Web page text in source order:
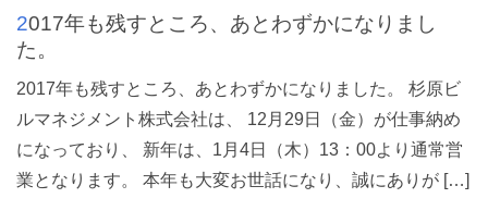
o
2017年も残すところ、あとわずかになりまし
た。
2017年も残すところ、あとわずかになりました。 杉原ビ
ルマネジメント株式会社は、 12月29日（金）が仕事納め
になっており、 新年は、1月4日（木）13：00より通常営
業となります。 本年も大変お世話になり、誠にありが […]